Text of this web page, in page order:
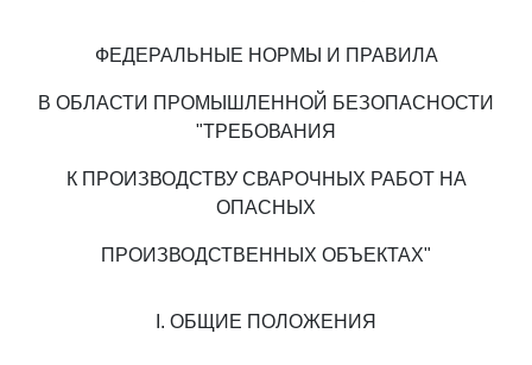
ФЕДЕРАЛЬНЫЕ НОРМЫ И ПРАВИЛА
В ОБЛАСТИ ПРОМЫШЛЕННОЙ БЕЗОПАСНОСТИ
"ТРЕБОВАНИЯ
К ПРОИЗВОДСТВУ СВАРОЧНЫХ РАБОТ НА
ОПАСНЫХ
ПРОИЗВОДСТВЕННЫХ ОБЪЕКТАХ"
I. ОБЩИЕ ПОЛОЖЕНИЯ